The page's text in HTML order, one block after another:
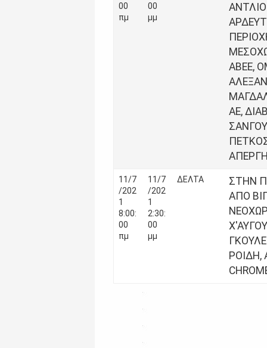
00
πμ
00
μμ
ΑΒΕΕ,
AE,
11/7
/202
1
8:00:
00
πμ
11/7
/202
1
2:30:
00
μμ
ΔΕΛΤΑ
ΣΤΗΝ
ΑΠΟ
ΡΟΙΔΗ,